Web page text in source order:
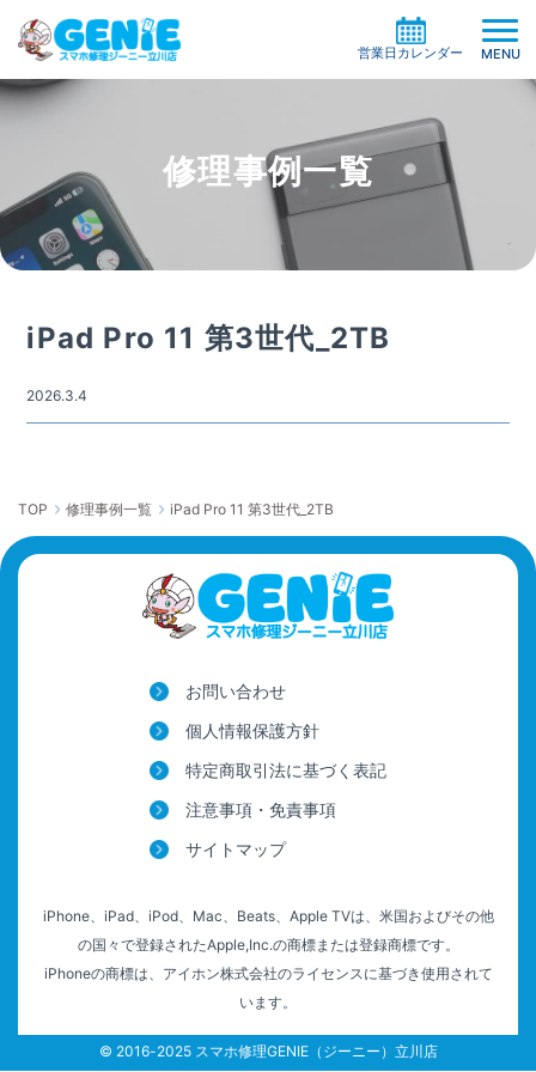
MENU
営業日カレンダー
修理料金の検索
機種一覧から探す
症状別一覧から探す
買取サービス
ケイタイサポート
修理の流れ
お客様の声
店舗情報
系列店・協力店募集
屋号を替えずに総務省登録修理業者として運営を
希望する修理店様へ
割引キャンペーン
修理事例一覧
iPad Pro 11 第3世代_2TB
2026.3.4
TOP 修理事例一覧 iPad Pro 11 第3世代_2TB
お問い合わせ
個人情報保護方針
特定商取引法に基づく表記
注意事項・免責事項
サイトマップ
iPhone、iPad、iPod、Mac、Beats、Apple TVは、米国およびその他
の国々で登録されたApple,Inc.の商標または登録商標です。
iPhoneの商標は、アイホン株式会社のライセンスに基づき使用されて
います。
© 2016-2025 スマホ修理GENIE（ジーニー）立川店